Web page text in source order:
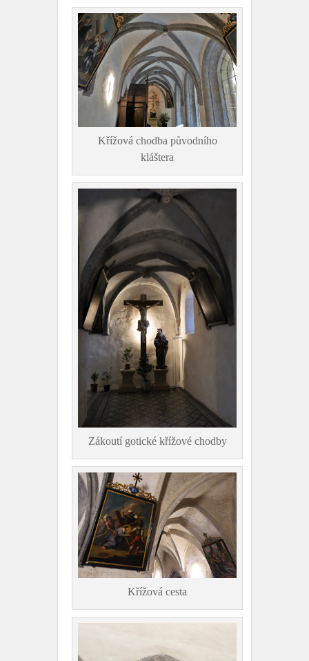
Křížová chodba původního
kláštera
Zákoutí gotické křížové chodby
Křížová cesta